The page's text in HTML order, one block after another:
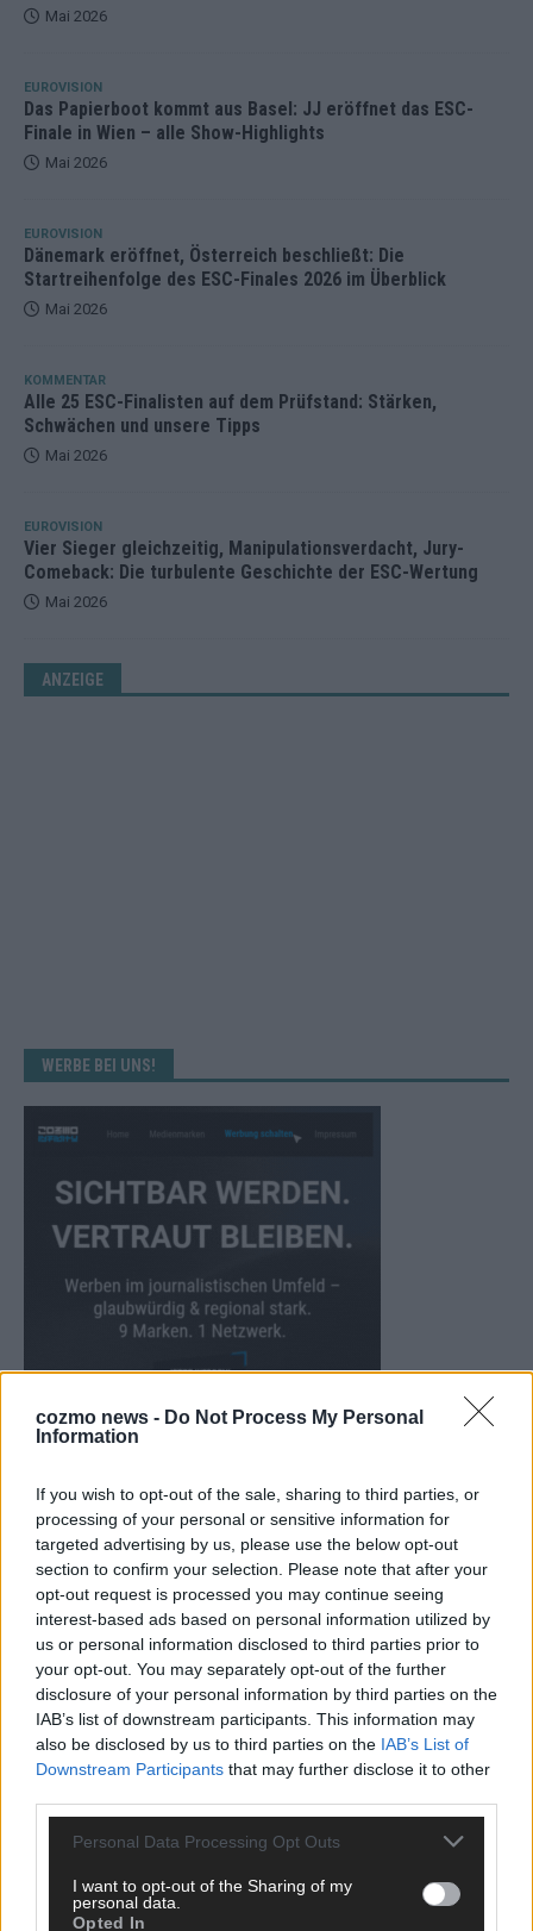
cozmo news - Do Not Process My Personal
Information
If you wish to opt-out of the sale, sharing to third parties, or
processing of your personal or sensitive information for
targeted advertising by us, please use the below opt-out
section to confirm your selection. Please note that after your
opt-out request is processed you may continue seeing
interest-based ads based on personal information utilized by
us or personal information disclosed to third parties prior to
your opt-out. You may separately opt-out of the further
disclosure of your personal information by third parties on the
IAB’s list of downstream participants. This information may
also be disclosed by us to third parties on the IAB’s List of
Downstream Participants that may further disclose it to other
Personal Data Processing Opt Outs
I want to opt-out of the Sharing of my
personal data.
Opted In
Mai 2026
EUROVISION
Das Papierboot kommt aus Basel: JJ eröffnet das ESC-
Finale in Wien – alle Show-Highlights
Mai 2026
EUROVISION
Dänemark eröffnet, Österreich beschließt: Die
Startreihenfolge des ESC-Finales 2026 im Überblick
Mai 2026
KOMMENTAR
Alle 25 ESC-Finalisten auf dem Prüfstand: Stärken,
Schwächen und unsere Tipps
Mai 2026
EUROVISION
Vier Sieger gleichzeitig, Manipulationsverdacht, Jury-
Comeback: Die turbulente Geschichte der ESC-Wertung
Mai 2026
ANZEIGE
WERBE BEI UNS!
KEINE NEWS MEHR VERPASSEN